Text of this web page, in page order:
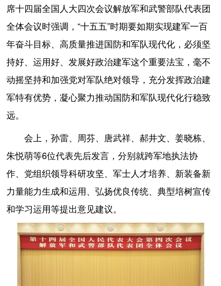
席十四届全国人大四次会议解放军和武警部队代表团
全体会议时强调，“十五五”时期要如期实现建军一百
年奋斗目标、高质量推进国防和军队现代化，必须坚
持好、运用好、发展好政治建军这个重要法宝，毫不
动摇坚持和加强党对军队绝对领导，充分发挥政治建
军特有优势，凝心聚力推动国防和军队现代化行稳致
远。
会上，孙雷、周芬、唐武祥、郝井文、姜晓栋、
朱悦萌等6位代表先后发言，分别就跨军地执法协
作、党组织领导科研攻坚、军士人才培养、新装备新
力量能力生成和运用、弘扬优良传统、典型培树宣传
和学习运用等提出意见建议。